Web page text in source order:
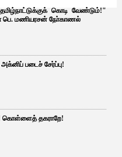
கொடி வேண்டும்!"
பெ. மணியரசன் நோ்காணல்
படைச் சேர்ப்பு!
கொள்ளைத் தகராறே!